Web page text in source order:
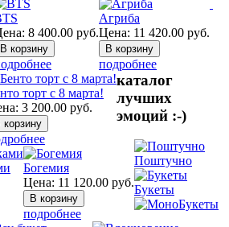
8 400.00 руб.
Агриба
Цена: 11 420.00 руб.
подробнее
торт с 8 марта!
3 200.00 руб.
Богемия
Цена: 11 120.00 руб.
подробнее
каталог
лучших
эмоций :-)
Поштучно
Букеты